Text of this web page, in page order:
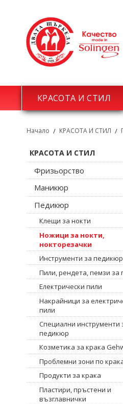
КРАСОТА И СТИЛ
Начало / КРАСОТА И СТИЛ /
КРАСОТА И СТИЛ
Фризьорство
Маникюр
Педикюр
Клещи за нокти
Ножици за нокти,
нокторезачки
Инструменти за педикюр
Пили, рендета, пемзи за
Електрически пили
Накрайници за
пили
Специални инструменти
педикюр
Козметика за крака
Проблемни зони по
Продукти за крака
Пластири, пръстени и
възглавнички